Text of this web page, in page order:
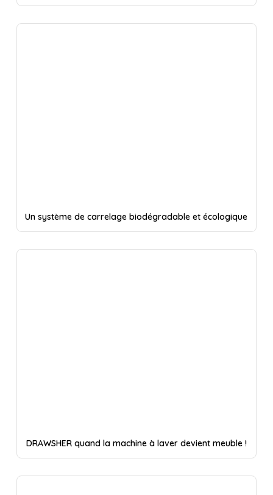
Un système de carrelage biodégradable et écologique
DRAWSHER quand la machine à laver devient meuble !